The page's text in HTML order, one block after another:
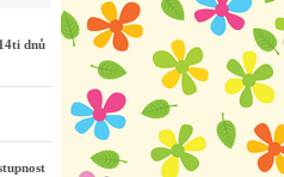
dnů